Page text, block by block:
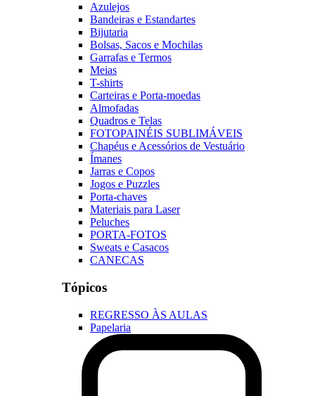
Azulejos
Bandeiras e Estandartes
Bijutaria
Bolsas, Sacos e Mochilas
Garrafas e Termos
Meias
T-shirts
Carteiras e Porta-moedas
Almofadas
Quadros e Telas
FOTOPAINÉIS SUBLIMÁVEIS
Chapéus e Acessórios de Vestuário
Ímanes
Jarras e Copos
Jogos e Puzzles
Porta-chaves
Materiais para Laser
Peluches
PORTA-FOTOS
Sweats e Casacos
CANECAS
Tópicos
REGRESSO ÀS AULAS
Papelaria